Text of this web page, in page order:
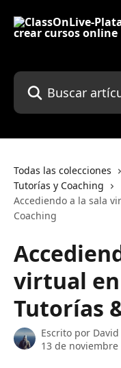
Buscar artículos...
Todas las colecciones
Tutorías y Coaching
Accediendo a la sala
Coaching
virtual
Tutorías
Escrito por
13 de noviembre